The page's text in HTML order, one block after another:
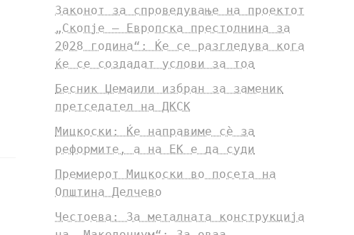
Законот за спроведување на проектот
„Скопје – Европска престолнина за
2028 година“: Ќе се разгледува кога
ќе се создадат услови за тоа
Бесник Џемаили избран за заменик
претседател на ДКСК
Мицкоски: Ќе направиме сè за
реформите, а на ЕК е да суди
Премиерот Мицкоски во посета на
Општина Делчево
Честоева: За металната конструкција